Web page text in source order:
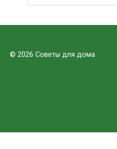
© 2026 Советы для дома